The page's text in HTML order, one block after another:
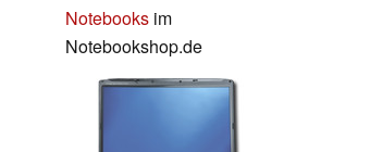
Notebooks im
Notebookshop.de